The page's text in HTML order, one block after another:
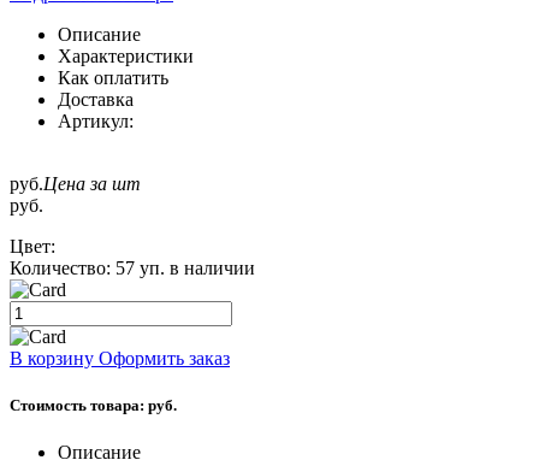
Описание
Характеристики
Как оплатить
Доставка
Артикул:
руб.Цена за шт
руб.
Цвет:
Количество: 57 уп. в наличии
В корзину Оформить заказ
Стоимость товара: руб.
Описание